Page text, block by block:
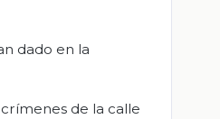
dado en la
de la calle